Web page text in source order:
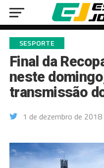
SESPORTE
Final da
neste
transmissão
1 de dezembro de 2018